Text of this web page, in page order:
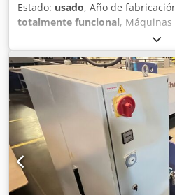
Estado: usado, Año de
totalmente funcional, Máquinas
tres máquinas solo se venden
empalme transversal de chapa
Dispositivo de descarga directa
de tijera INCLUIDA
de la tira de chapa (dirección de
Ancho de la tira de chapa
Espesor de la tira de chapa 0,3 -
Rendimiento nominal máximo /
ciclos/min. Velocidad promedio
ciclos/min. Datos de conexión
de conexión 9 kW Aire